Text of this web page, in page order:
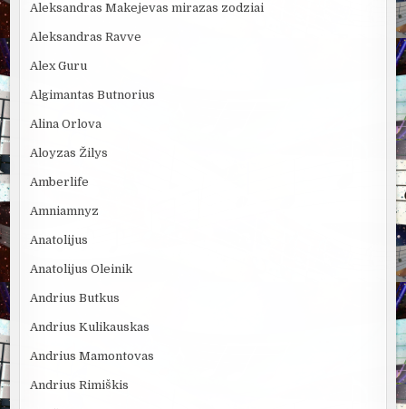
Aleksandras Makejevas mirazas zodziai
Aleksandras Ravve
Alex Guru
Algimantas Butnorius
Alina Orlova
Aloyzas Žilys
Amberlife
Amniamnyz
Anatolijus
Anatolijus Oleinik
Andrius Butkus
Andrius Kulikauskas
Andrius Mamontovas
Andrius Rimiškis